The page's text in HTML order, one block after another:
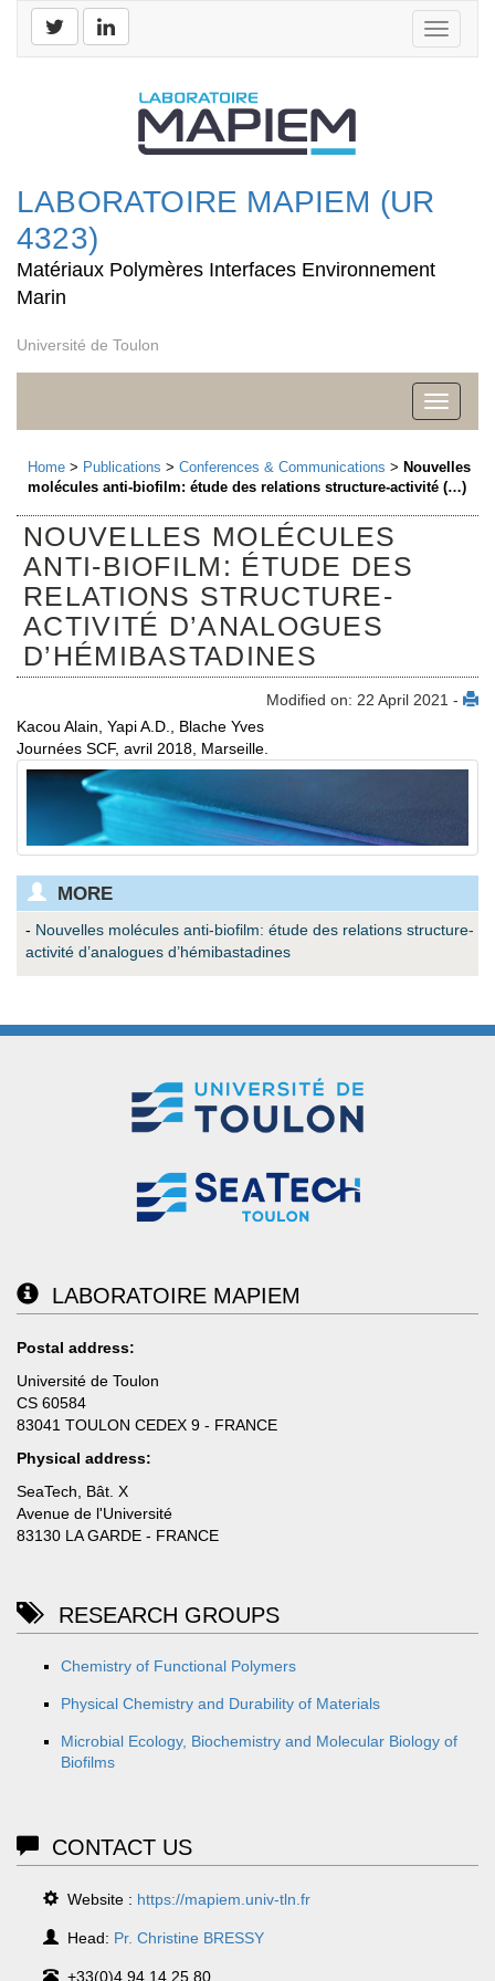
Toggle
LABORATOIRE MAPIEM (UR
4323)
Matériaux Polymères Interfaces Environnement
Marin
Université de Toulon
Toggle
Home > Publications > Conferences & Communications > Nouvelles
molécules anti-biofilm: étude des relations structure-activité (…)
NOUVELLES MOLÉCULES
ANTI-BIOFILM: ÉTUDE DES
RELATIONS STRUCTURE-
ACTIVITÉ D’ANALOGUES
D’HÉMIBASTADINES
Modified on: 22 April 2021 -
Kacou Alain, Yapi A.D., Blache Yves
Journées SCF, avril 2018, Marseille.
MORE
- Nouvelles molécules anti-biofilm: étude des relations structure-
activité d’analogues d’hémibastadines
LABORATOIRE MAPIEM
Postal address:
Université de Toulon
CS 60584
83041 TOULON CEDEX 9 - FRANCE
Physical address:
SeaTech, Bât. X
Avenue de l'Université
83130 LA GARDE - FRANCE
RESEARCH GROUPS
Chemistry of Functional Polymers
Physical Chemistry and Durability of Materials
Microbial Ecology, Biochemistry and Molecular Biology of
Biofilms
CONTACT US
Website : https://mapiem.univ-tln.fr
Head: Pr. Christine BRESSY
+33(0)4.94.14.25.80